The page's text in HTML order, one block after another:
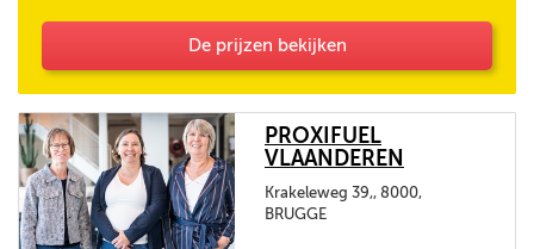
De prijzen bekijken
PROXIFUEL
VLAANDEREN
Krakeleweg 39,, 8000,
BRUGGE